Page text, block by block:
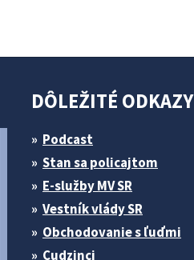
DÔLEŽITÉ ODKAZY
Podcast
Stan sa policajtom
E-služby MV SR
Vestník vlády SR
Obchodovanie s ľuďmi
Cudzinci